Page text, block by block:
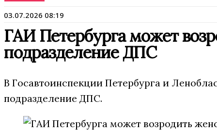
03.07.2026 08:19
ГАИ Петербурга может
подразделение ДПС
В Госавтоинспекции Петербурга и
подразделение ДПС.